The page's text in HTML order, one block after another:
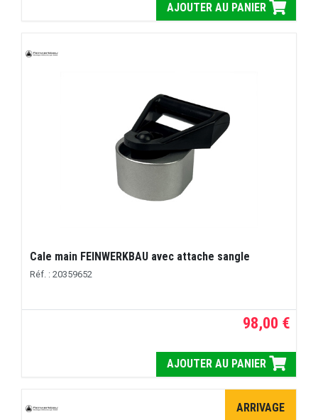
AJOUTER AU PANIER
Cale main FEINWERKBAU avec attache sangle
Réf. : 20359652
98,00 €
AJOUTER AU PANIER
ARRIVAGE